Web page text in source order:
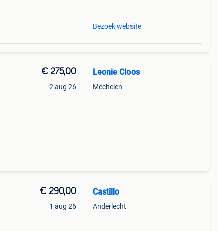
Bezoek website
€ 275,00
2 aug 26
Leonie Cloos
Mechelen
€ 290,00
1 aug 26
Castillo
Anderlecht